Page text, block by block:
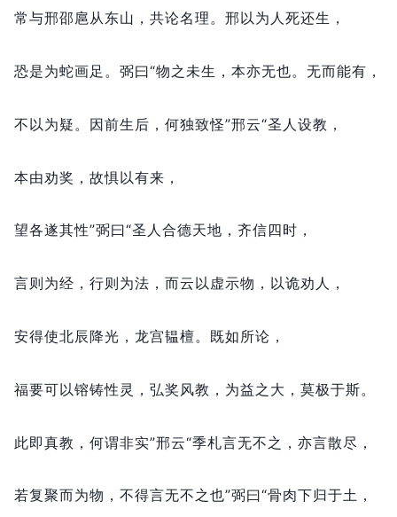
常与邢邵扈从东山， 共论名理。 邢以为人死还生，
恐是为蛇画足。 弼曰“物之未生， 本亦无也。 无而能有，
不以为疑。 因前生后， 何独致怪”邢云“圣人设教，
本由劝奖， 故惧以有来，
望各遂其性”弼曰“圣人合德天地， 齐信四时，
言则为经， 行则为法， 而云以虚示物， 以诡劝人，
安得使北辰降光， 龙宫韫檀。 既如所论，
福要可以镕铸性灵， 弘奖风教， 为益之大， 莫极于斯。
此即真教， 何谓非实”邢云“季札言无不之， 亦言散尽，
若复聚而为物， 不得言无不之也”弼曰“骨肉下归于土，